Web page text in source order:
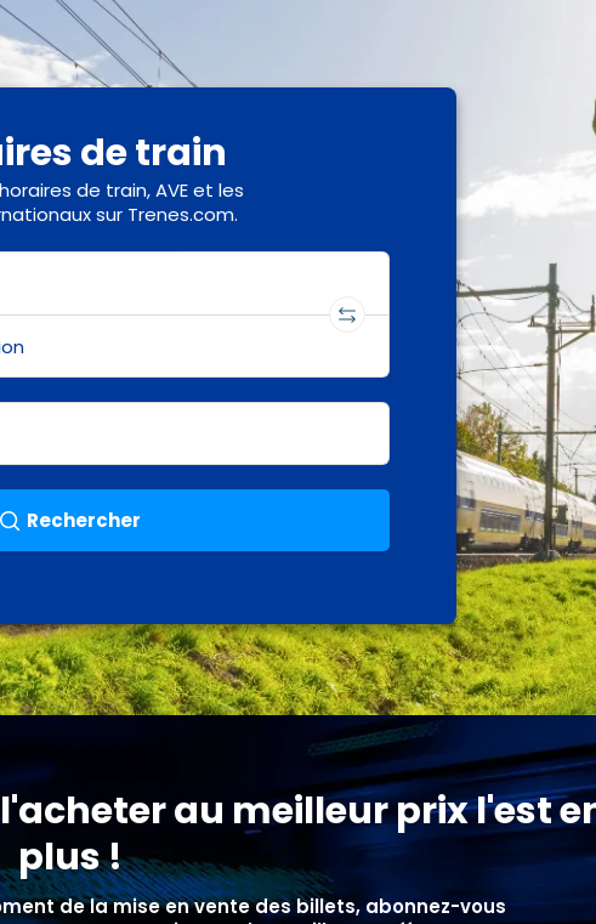
de train
de train, AVE et les
sur Trenes.com.
Rechercher
au meilleur prix l'est
plus !
de la mise en vente des billets, abonnez-vous